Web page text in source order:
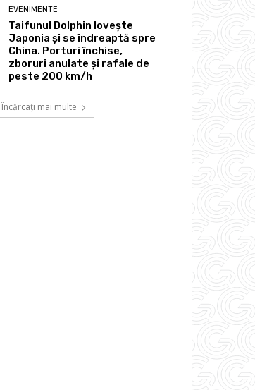
EVENIMENTE
Taifunul Dolphin lovește
Japonia și se îndreaptă spre
China. Porturi închise,
zboruri anulate și rafale de
peste 200 km/h
Încărcați mai multe